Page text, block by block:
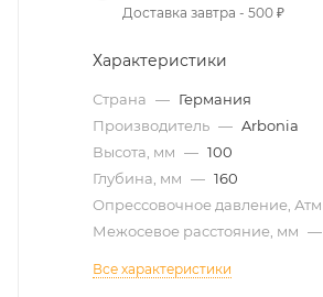
Доставка завтра - 500 ₽
Характеристики
Страна — Германия
Производитель — Arbonia
Высота, мм — 100
Глубина, мм — 160
Опрессовочное давление, Атм
Межосевое расстояние, мм —
Все характеристики